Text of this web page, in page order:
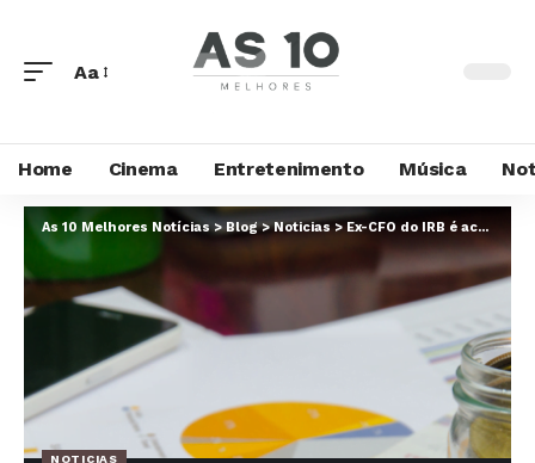
Aa
Home Cinema Entretenimento Música
As 10 Melhores Notícias> Blog>Noticias >Ex-CFO do IRB é acusado de fraude por Justiça americana
NOTICIAS